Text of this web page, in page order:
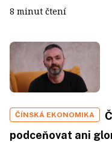
8 minut čtení
ČÍNSKÁ EKONOMIKA
podceňovat ani